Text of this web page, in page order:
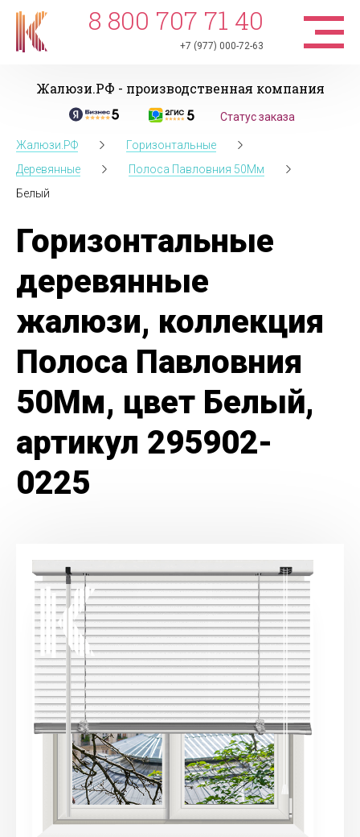
8 800 707 71 40
+7 (977) 000-72-63
Жалюзи.РФ - производственная компания
Статус заказа
Жалюзи.РФ
Горизонтальные
Деревянные
Полоса Павловния 50Мм
Белый
Горизонтальные
деревянные
жалюзи, коллекция
Полоса Павловния
50Мм, цвет Белый,
артикул 295902-
0225